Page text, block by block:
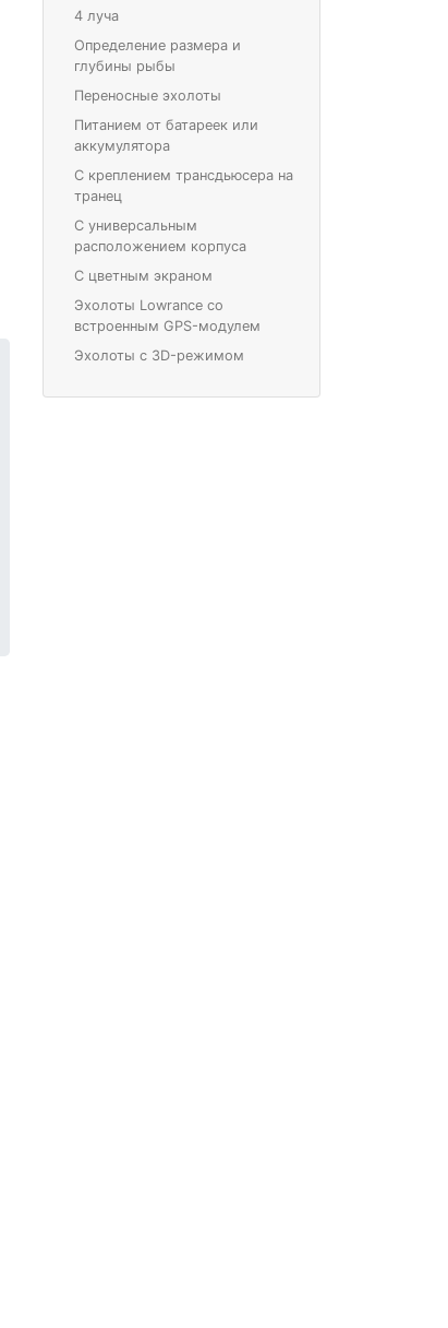
4 луча
Определение размера и
глубины рыбы
Переносные эхолоты
Питанием от батареек или
аккумулятора
С креплением трансдьюсера на
транец
С универсальным
расположением корпуса
С цветным экраном
Эхолоты Lowrance со
встроенным GPS-модулем
Эхолоты с 3D-режимом